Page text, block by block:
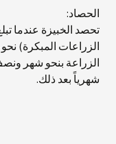
الحصاد:
تحصد الخبيزة عندما
الزراعة بنحو شهر
شهرياً بعد ذلك.